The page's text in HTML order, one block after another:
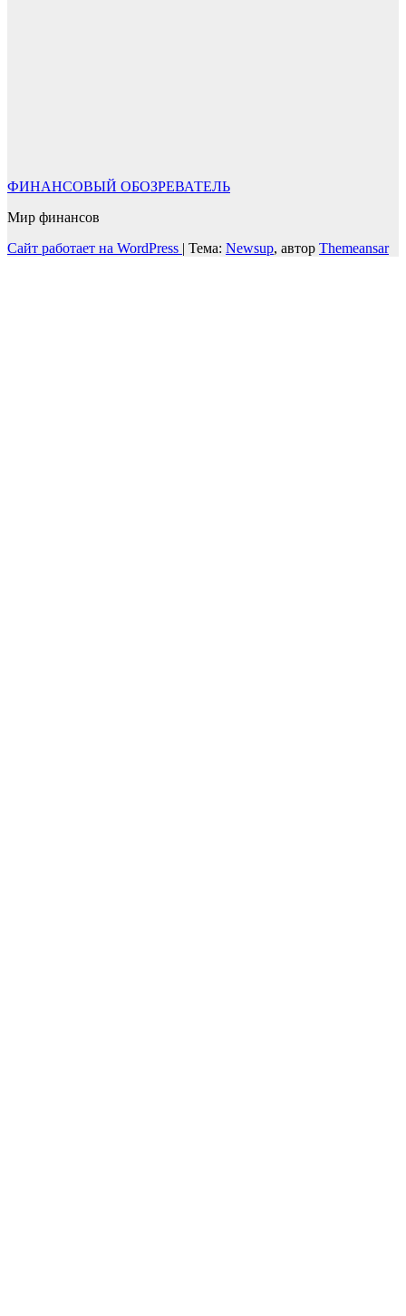
ФИНАНСОВЫЙ ОБОЗРЕВАТЕЛЬ
Мир финансов
Сайт работает на WordPress | Тема: Newsup, автор Themeansar